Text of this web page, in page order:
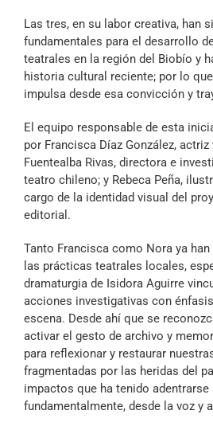
Las tres, en su labor creativa, han
fundamentales para el desarrollo
teatrales en la región del Biobío y
historia cultural reciente; por lo
impulsa desde esa convicción y
El equipo responsable de esta
por Francisca Díaz González,
Fuentealba Rivas, directora e
teatro chileno; y Rebeca Peña,
cargo de la identidad visual del
editorial.
Tanto Francisca como Nora ya
las prácticas teatrales locales,
dramaturgia de Isidora Aguirre
acciones investigativas con
escena. Desde ahí que se
activar el gesto de archivo y
para reflexionar y restaurar
fragmentadas por las heridas del
impactos que ha tenido
fundamentalmente, desde la voz y